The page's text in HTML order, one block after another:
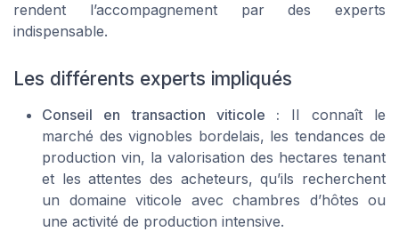
rendent l’accompagnement par des experts
indispensable.
Les différents experts impliqués
Conseil en transaction viticole : Il connaît le
marché des vignobles bordelais, les tendances de
production vin, la valorisation des hectares tenant
et les attentes des acheteurs, qu’ils recherchent
un domaine viticole avec chambres d’hôtes ou
une activité de production intensive.